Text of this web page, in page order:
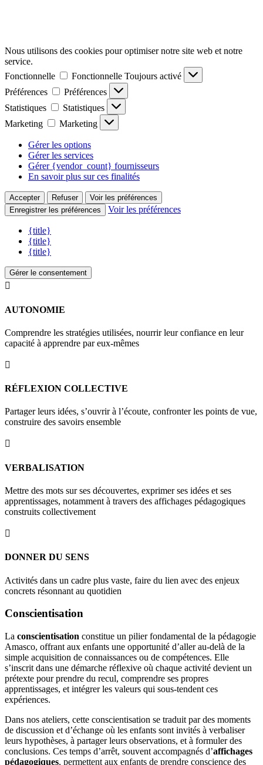
Nous utilisons des cookies pour optimiser notre site web et notre
service.
Fonctionnelle
Fonctionnelle Toujours activé
Préférences
Préférences
Statistiques
Statistiques
Marketing
Marketing
Gérer les options
Gérer les services
Gérer {vendor_count} fournisseurs
En savoir plus sur ces finalités
Accepter Refuser
Voir les préférences
Enregistrer les préférences
Voir les préférences
{title}
{title}
{title}
Gérer le consentement

AUTONOMIE
Comprendre les stratégies utilisées, nourrir leur confiance en leur
capacité à apprendre par eux-mêmes

RÉFLEXION COLLECTIVE
Partager leurs idées, s’ouvrir à l’écoute, confronter les points de vue,
construire des savoirs ensemble

VERBALISATION
Mettre des mots sur ses découvertes, exprimer ses idées et ses
apprentissages, notamment à travers des affichages pédagogiques
construits collectivement

DONNER DU SENS
Activités dans un cadre plus vaste, faire du lien avec des enjeux
concrets résonnant au quotidien
Conscientisation
La conscientisation constitue un pilier fondamental de la pédagogie
Amasco, offrant aux enfants une opportunité d’aller au-delà de la
simple acquisition de connaissances ou de compétences. Elle
s’inscrit dans une démarche réflexive où chaque activité devient un
prétexte pour prendre du recul, comprendre ses propres
apprentissages, et intégrer les valeurs qui sous-tendent ces
expériences.
Dans nos ateliers, cette conscientisation se traduit par des moments
de discussion et d’échange où les enfants sont invités à verbaliser
leurs hypothèses, à partager leurs observations, et à formuler des
conclusions. Ces temps d’arrêt, souvent accompagnés d’affichages
pédagogiques, permettent aux enfants de prendre conscience des